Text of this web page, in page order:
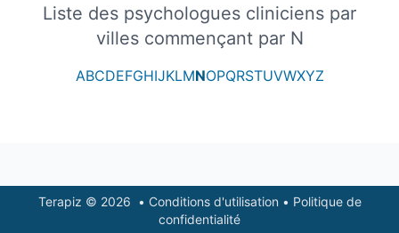
Liste des psychologues cliniciens par
villes commençant par N
ABCDEFGHIJKLMNOPQRSTUVWXYZ
FooterTerapiz © 2026 • Conditions d'utilisation • Politique de
confidentialité